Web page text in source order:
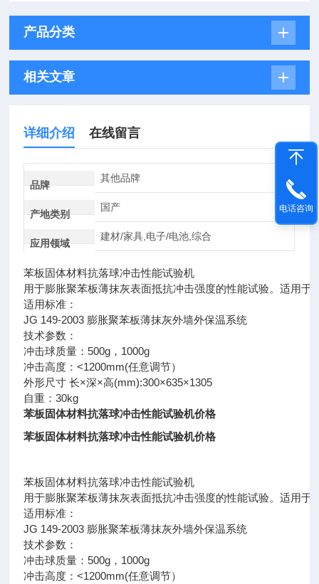
产品分类
相关文章
详细介绍 在线留言
品牌
其他品牌
产地类别
国产
应用领域
建材/家具,电子/电池,综合
苯板固体材料抗落球冲击性能试验机
用于膨胀聚苯板薄抹灰表面抵抗冲击强度的性能试验。适用
适用标准：
JG 149-2003 膨胀聚苯板薄抹灰外墙外保温系统
技术参数：
冲击球质量：500g，1000g
冲击高度：<1200mm(任意调节）
外形尺寸 长×深×高(mm):300×635×1305
自重：30kg
苯板固体材料抗落球冲击性能试验机价格
苯板固体材料抗落球冲击性能试验机价格
苯板固体材料抗落球冲击性能试验机
用于膨胀聚苯板薄抹灰表面抵抗冲击强度的性能试验。适用
适用标准：
JG 149-2003 膨胀聚苯板薄抹灰外墙外保温系统
技术参数：
冲击球质量：500g，1000g
冲击高度：<1200mm(任意调节）
电话咨询